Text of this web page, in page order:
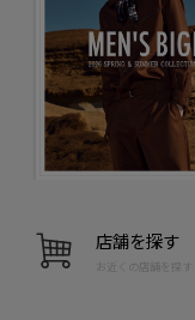
店舗を探す
お近くの店舗を探す